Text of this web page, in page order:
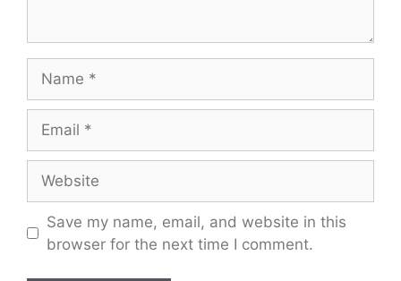
Save my name, email, and website in this
browser for the next time I comment.